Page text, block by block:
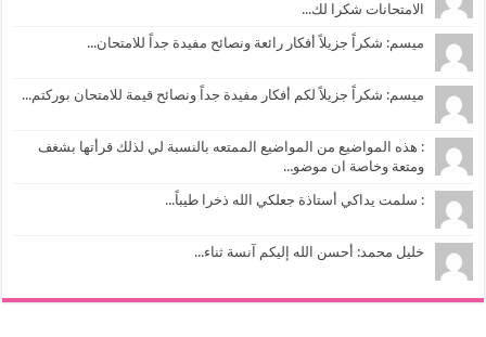
الامتحانات شكرا لك...
ميسم: شكراً جزيلاً أفكار رائعة ونصائح مفيدة جداً للامتحان...
ميسم: شكراً جزيلاً لكم أفكار مفيدة جداً ونصائح قيمة للامتحان بوركتم...
: هذه المواضيع من المواضيع الممتعه بالنسبة لي لذلك قرأتها بشغف
ومتعة وخاصة ان موضو...
: سلمت يداكي أستاذة جعلكي الله ذخرا طيباً...
خليل محمد: أحسن الله إليكم آنسة ثناء...